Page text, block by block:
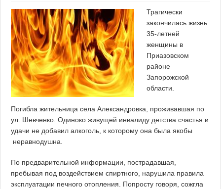
Трагически
закончилась жизнь
35-летней
женщины в
Приазовском
районе
Запорожской
области.
Погибла жительница села Александровка, проживавшая по
ул. Шевченко. Одиноко живущей инвалиду детства счастья и
удачи не добавил алкоголь, к которому она была якобы
неравнодушна.
По предварительной информации, пострадавшая,
пребывая под воздействием спиртного, нарушила правила
эксплуатации печного отопления. Попросту говоря, сожгла